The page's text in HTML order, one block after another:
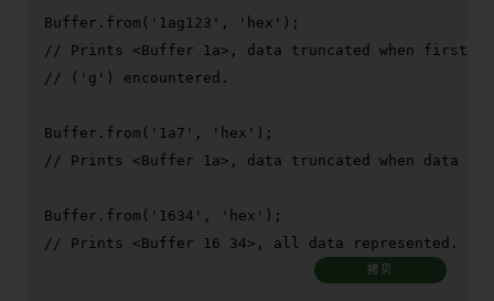
Buffer . from ( '1ag123' , 'hex'
// Prints <Buffer 1a>, data truncated when first
// ('g') encountered.
Buffer . from ( '1a7' , 'hex'
// Prints <Buffer 1a>, data truncated when data
Buffer . from ( '1634' , 'hex'
// Prints <Buffer 16 34>, all data represented.
拷贝